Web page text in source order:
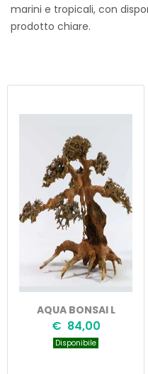
marini e tropicali, con
prodotto chiare.
AQUA BONSAI L
€ 84,00
Disponibile